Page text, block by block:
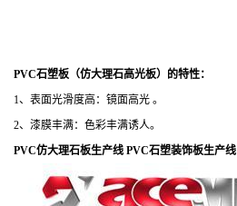
PVC石塑板（仿大理石高光板）的特性：
1、表面光滑度高：镜面高光 。
2、漆膜丰满：色彩丰满诱人。
PVC仿大理石板生产线 PVC石塑装饰板生产线